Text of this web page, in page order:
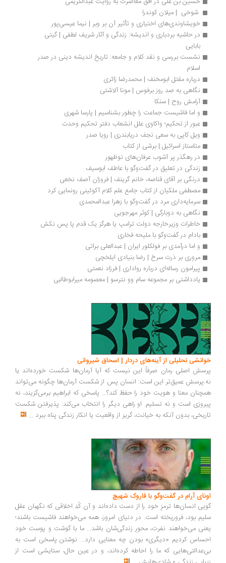
شوخی  | میلان کوندرا
خویشاوندی‌های اختیاری و تأثیر آن بر وبر | نیما عیسی‌پور
نشست بررسی و نقد کلام و جامعه: تاریخ اندیشه دینی در صدر
درباره مقتل ابومخنف | محمدرضا زائری
نگاهی به صد روز برفوس | مونا آلاشتی
آرامش روح | سنکا
و اما فاشیست جماعت را چطور بشناسیم | پارسا شهری
عبور از تحکیم؛ واکاوی علل انشعاب دفتر تحکیم وحدت
ویل کاپی به سعی نجف دریابندری | رویا صدر
متاستاز اسرائیل | برشی از کتاب
در رهگذر پر آشوب عرفان‌های نوظهور
زندگی در تعلیق در گفت‌وگو با عاطف ابوسیف
درنگی بر آقای قناصه، خانم گرینف | فروزان آصف نخعی
مصطفی ملکیان از کتاب جامع علم کلام آکوئینی رونمایی کرد
سرمایه‌داری مرد در گفت‌وگو با زهرا عبدالمحمدی
نگاهی به دوبارگی | کوثر مهرجویی
خاطرات وزیرخارجه دولت ترامپ یا هرگز یک قدم پا پس نکش
بادام در گفت‌وگو با ملیحه فخاری
و اما درآمدی بر فولکلور ایران | عبدالعلی براتی
مروری بر ذرت سرخ | رضا بنیادی ایلخچی
پیرامون رساله‌ای درباره رواداری | فرزاد نعمتی
یادداشتی بر مجموعه سام وو نترسو | معصومه میرابوطالبی
تحلیلی از آینه‌های دردار | اسحاق شیروانی
اصلی رمان صرفاً این نیست که آیا آرمان‌ها شکست خورده‌اند یا
عمیق‌تر این است: انسان پس از شکست آرمان‌ها چگونه می‌تواند
معنا و هویت خود را حفظ کند؟... پاسخی که ابراهیم برمی‌گزیند، نه
است و نه تسلیم. او راهی دیگر را انتخاب می‌کند: پذیرفتن شکست
بدون آنکه به خیانت، گریز از واقعیت یا انکار زندگی پناه ببرد...
آرام در گفت‌وگو با فاروک شهیچ‭
انسان‌ها ترمزِ خود را از دست داده‌اند و آن کُدِ اخلاقی که نگهبان عقل
بود، فروریخته است. در دنیای امروز، همه می‌خواهند فاشیست باشند؛
می‌خواهند نفرت، محورِ زندگی‌شان باشد... ما با گوشت و پوست خود
کردیم «دیگری» بودن چه معنایی دارد... نوشتن پاسخی است به
که ما را احاطه کرده‌اند، و در عین حال، ستایشی است از